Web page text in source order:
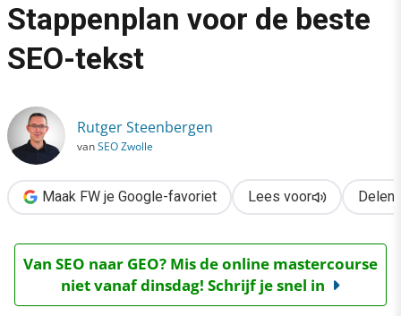
Marketing
›
Stappenplan voor de beste
SEO-tekst
Rutger Steenbergen
vanSEO Zwolle
Maak FW je Google-favoriet Lees voor Delen
Van SEO naar GEO? Mis de online mastercourse
niet vanaf dinsdag! Schrijf je snel in